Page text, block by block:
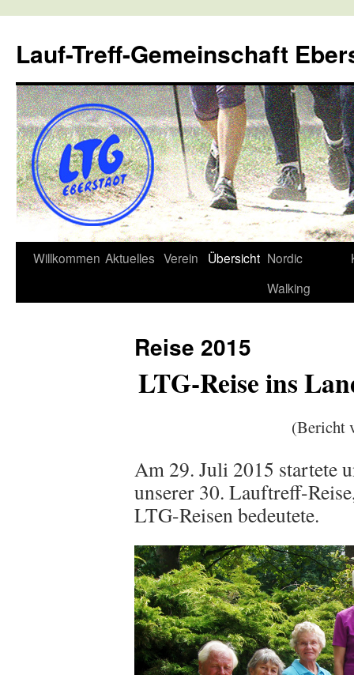
Lauf-Treff-Gemeinschaft
Zum
Willkommen Aktuelles Verein Übersicht Nordic
Walking
Reise 2015
LTG-Reise ins
(Bericht
Am 29. Juli 2015 startete
unserer 30. Lauftreff-
LTG-Reisen bedeutete.